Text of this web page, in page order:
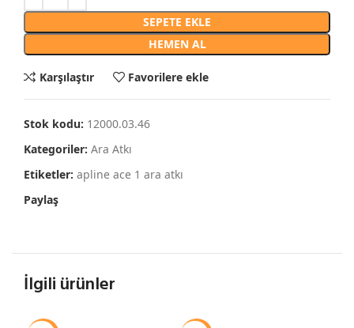
SEPETE EKLE
HEMEN AL
Karşılaştır Favorilere ekle
Stok kodu: 12000.03.46
Kategoriler: Ara Atkı
Etiketler: apline ace 1 ara atkı
Paylaş
İlgili ürünler